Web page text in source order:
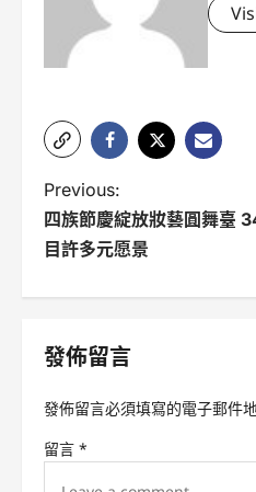
P
o
n
i
Previous:
四族節慶綻放妝藝圓舞臺
目許多元愿景
發佈留言
發佈留言必須填寫的電子郵件
留言 *